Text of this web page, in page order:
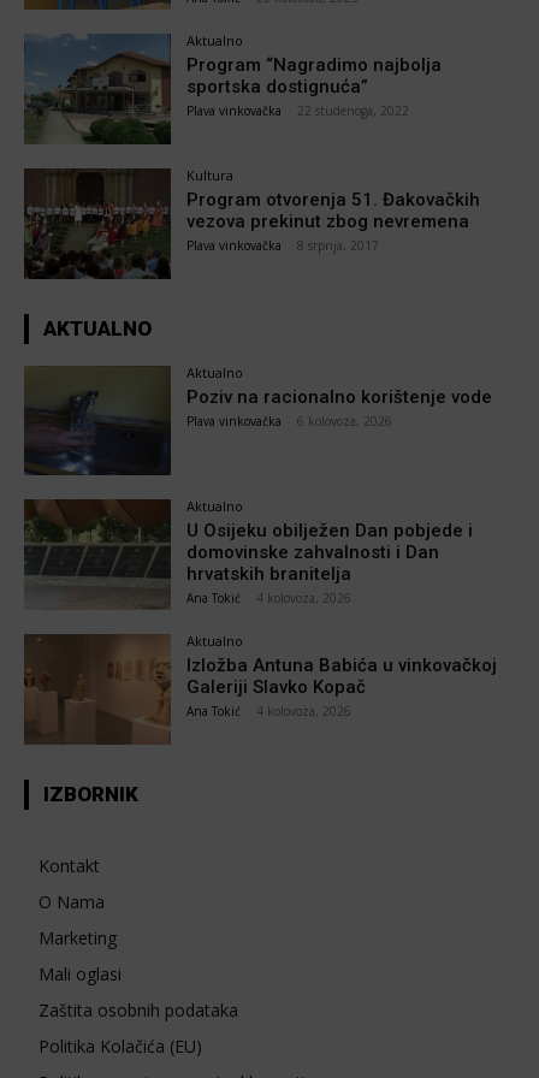
Aktualno
Program “Nagradimo najbolja
sportska dostignuća”
Plava vinkovačka 22 studenoga, 2022
Kultura
Program otvorenja 51. Đakovačkih
vezova prekinut zbog nevremena
Plava vinkovačka 8 srpnja, 2017
AKTUALNO
Aktualno
Poziv na racionalno korištenje vode
Plava vinkovačka 6 kolovoza, 2026
Aktualno
U Osijeku obilježen Dan pobjede i
domovinske zahvalnosti i Dan
hrvatskih branitelja
Ana Tokić 4 kolovoza, 2026
Aktualno
Izložba Antuna Babića u vinkovačkoj
Galeriji Slavko Kopač
Ana Tokić 4 kolovoza, 2026
IZBORNIK
Kontakt
O Nama
Marketing
Mali oglasi
Zaštita osobnih podataka
Politika Kolačića (EU)